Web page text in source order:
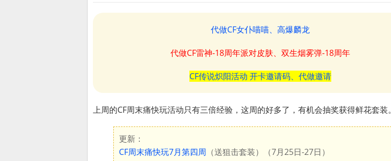
代做CF女仆喵喵、高爆麟龙
代做CF雷神-18周年派对皮肤、双生烟雾弹-18周年
CF传说炽阳活动 开卡邀请码、代做邀请
上周的CF周末痛快玩活动只有三倍经验，这周的好多了，有机会抽奖获得鲜花套装。
更新：
CF周末痛快玩7月第四周 （送狙击套装）（7月25日-27日）